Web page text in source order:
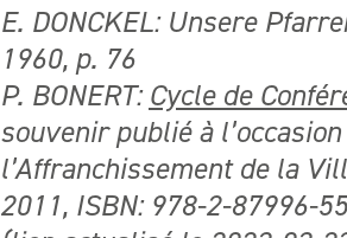
E. DONCKEL: Unsere
1960, p. 76
P. BONERT:Cycle de
souvenir publié à
l’Affranchissement de la
2011, ISBN: 978-2-87996-